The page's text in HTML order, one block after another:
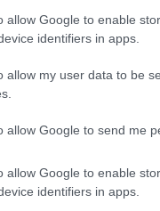
allow Google to enable
identifiers in apps.
allow my user data to be
allow Google to send me
allow Google to enable
identifiers in apps.
Andrea Verona
motorokkal
Josep Garcia, az
a dobogós
akik 255
versenyeznek. Az